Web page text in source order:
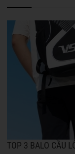
TOP 3 BALO CẦU